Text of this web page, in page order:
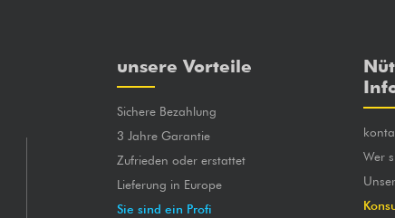
unsere Vorteile
Sichere Bezahlung
3 Jahre Garantie
Zufrieden oder erstattet
Lieferung in Europe
Sie sind ein Profi
Wer